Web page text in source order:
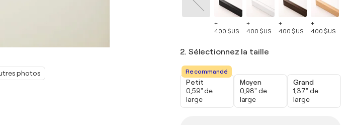
photos
+
400 $US
+
400 $US
+
400 $US
+
400 $US
2. Sélectionnez la taille
Recommandé
Petit
0,59" de
large
Moyen
0,98" de
large
Grand
1,37" de
large